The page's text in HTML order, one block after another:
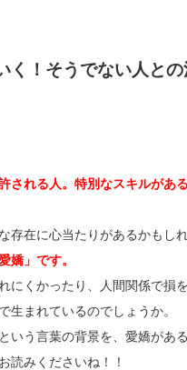
く！そうでない人と
される人。特別なスキルがあ
在に心当たりがあるかもしれ
嬌」です。
にくかったり、人間関係で損
生まれているのでしょうか。
いう言葉の背景を、愛嬌があ
読みくださいね！！